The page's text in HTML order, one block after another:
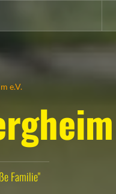
Familie"